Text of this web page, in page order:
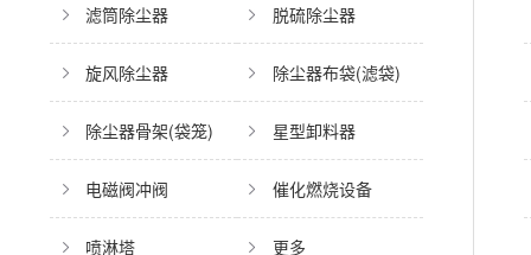
滤筒除尘器 脱硫除尘器
旋风除尘器 除尘器布袋(滤袋)
除尘器骨架(袋笼) 星型卸料器
电磁阀冲阀 催化燃烧设备
喷淋塔 更多